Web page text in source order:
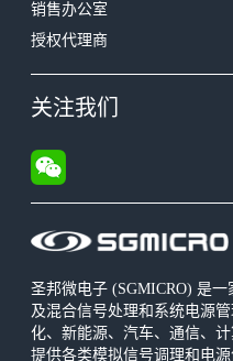
圣邦微电子 (SGMICRO) 是
及混合信号处理和系统电源
化、新能源、汽车、通信、
提供各类模拟信号调理和电源
销售办公室
授权代理商
关注我们